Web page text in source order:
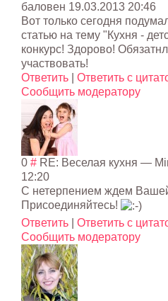
баловен 19.03.2013 20:46
Вот только сегодня
статью на тему "Кухня -
конкурс! Здорово!
участвовать!
Ответить
Ответить с
Сообщить модератору
0 # RE: Веселая кухня —
12:20
С нетерпением ждем
Присоединяйтесь!
Ответить
Ответить с
Сообщить модератору